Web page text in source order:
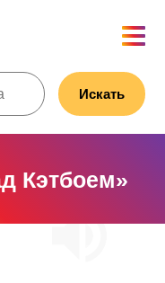
Искать
Кэтбоем»